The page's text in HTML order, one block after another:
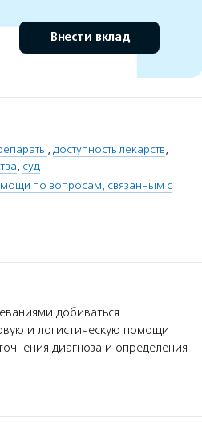
Внести вклад
, доступность лекарств,
, суд
по вопросам, связанным с
добиваться
и логистическую помощи
диагноза и определения